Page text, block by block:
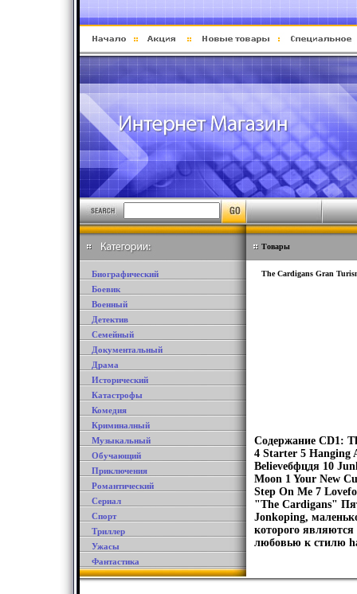
Биографический
Боевик
Военный
Детектив
Семейный
Документальный
Драма
Исторический
Катастрофы
Комедия
Криминалный
Музыкальный
Обучающий
Приключения
Романтический
Сериал
Спорт
Триллер
Ужасы
Фантастика
Товары
The Cardigans Gran
Содержание CD1:
4 Starter 5 Hanging
Believeбфцдя 10
Moon 1 Your New
Step On Me 7
"The Cardigans"
Jonkoping,
которого являются
любовью к стилю